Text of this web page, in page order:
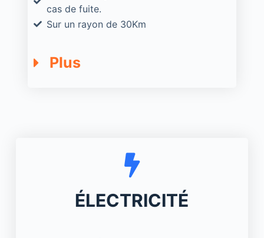
cas de fuite.
Sur un rayon de 30Km
Plus
ÉLECTRICITÉ